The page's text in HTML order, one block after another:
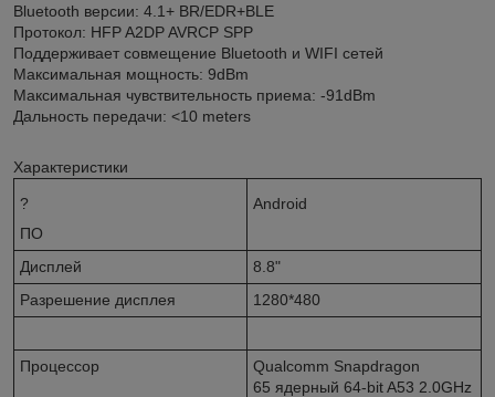
Bluetooth версии: 4.1+ BR/EDR+BLE
Протокол: HFP A2DP AVRCP SPP
Поддерживает совмещение Bluetooth и WIFI сетей
Максимальная мощность: 9dBm
Максимальная чувствительность приема: -91dBm
Дальность передачи: <10 meters
Характеристики
?
ПО
Android
Дисплей
8.8"
Разрешение дисплея
1280*480
Процессор
Qualcomm Snapdragon
65 ядерный 64-bit A53 2.0GHz